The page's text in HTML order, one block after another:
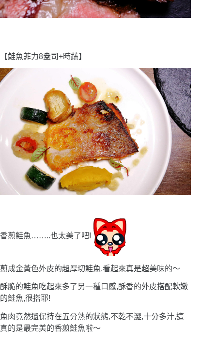
【鮭魚菲力8盎司+時蔬】
香煎鮭魚 ..也太美了吧!
煎成金黃色外皮的超厚切鮭魚,看起來真是超美味的〜
酥脆的鮭魚吃起來多了另一種口感,酥香的外皮搭配軟嫩
的鮭魚,很搭耶!
魚肉竟然還保持在五分熟的狀態,不乾不澀,十分多汁,這
真的是最完美的香煎鮭魚啦〜